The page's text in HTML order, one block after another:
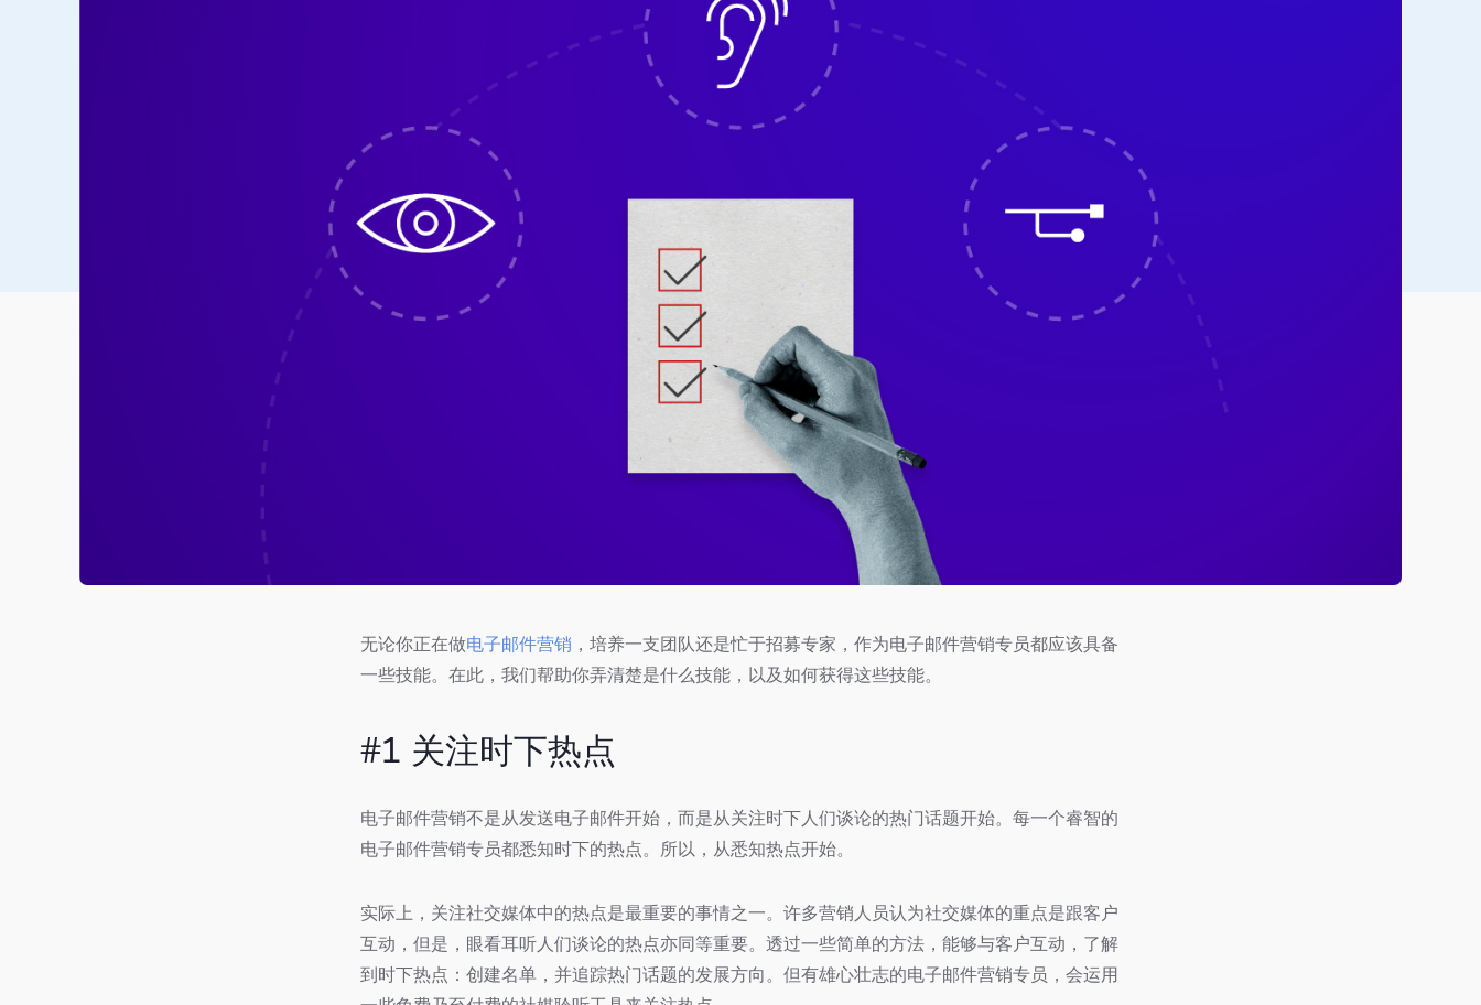
无论你正在做电子邮件营销 ，培养一支团队还是忙于招募专家，作为电子邮件营销专员都应该具备
一些技能。在此，我们帮助你弄清楚是什么技能，以及如何获得这些技能。
#1 关注时下热点
电子邮件营销不是从发送电子邮件开始，而是从关注时下人们谈论的热门话题开始。每一个睿智的
电子邮件营销专员都悉知时下的热点。所以，从悉知热点开始。
实际上，关注社交媒体中的热点是最重要的事情之一。许多营销人员认为社交媒体的重点是跟客户
互动，但是，眼看耳听人们谈论的热点亦同等重要。透过一些简单的方法，能够与客户互动，了解
到时下热点：创建名单，并追踪热门话题的发展方向。但有雄心壮志的电子邮件营销专员，会运用